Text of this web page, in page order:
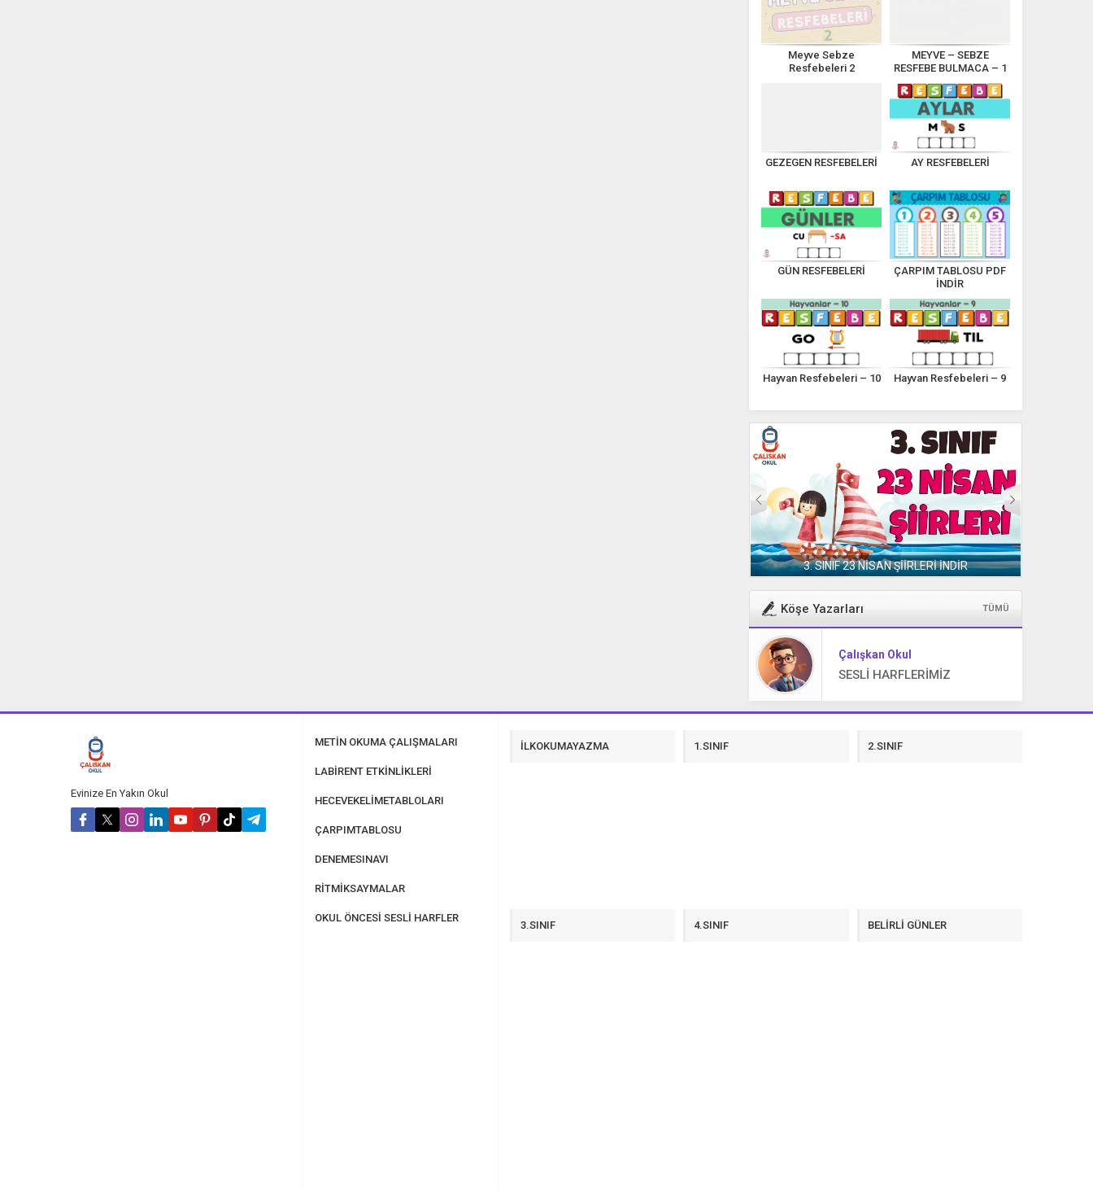
Meyve Sebze
Resfebeleri 2
MEYVE – SEBZE
RESFEBE BULMACA – 1
GEZEGEN RESFEBELERİ AY RESFEBELERİ
GÜN RESFEBELERİ
ÇARPIM TABLOSU PDF
İNDİR
Hayvan Resfebeleri – 10 Hayvan Resfebeleri – 9
3. SINIF 23 NİSAN ŞİİRLERİ İNDİR
Köşe Yazarları TÜMÜ
Çalışkan Okul
SESLİ HARFLERİMİZ
Evinize En Yakın Okul
METİN OKUMA ÇALIŞMALARI
LABİRENT ETKİNLİKLERİ
HECEVEKELİMETABLOLARI
ÇARPIMTABLOSU
DENEMESINAVI
RİTMİKSAYMALAR
OKUL ÖNCESİ SESLİ HARFLER
İLKOKUMAYAZMA 1.SINIF 2.SINIF
3.SINIF 4.SINIF BELİRLİ GÜNLER